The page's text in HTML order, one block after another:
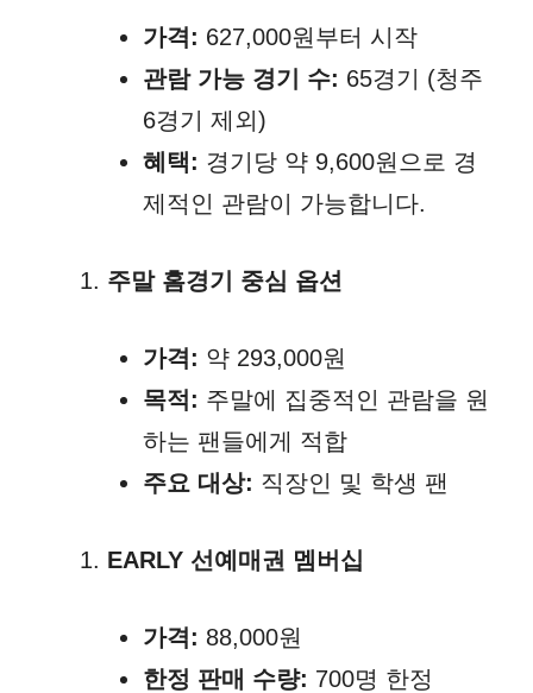
가격: 627,000원부터 시작
관람 가능 경기 수: 65경기 (청주
6경기 제외)
혜택: 경기당 약 9,600원으로 경
제적인 관람이 가능합니다.
주말 홈경기 중심 옵션
가격: 약 293,000원
목적: 주말에 집중적인 관람을 원
하는 팬들에게 적합
주요 대상: 직장인 및 학생 팬
EARLY 선예매권 멤버십
가격: 88,000원
한정 판매 수량: 700명 한정